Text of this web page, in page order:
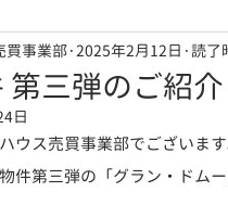
土地 不動産コラム
第三弾のご紹介
買事業部 2025年2月12日 読了
日
ウス売買事業部でございます
件第三弾の「グラン・ドム